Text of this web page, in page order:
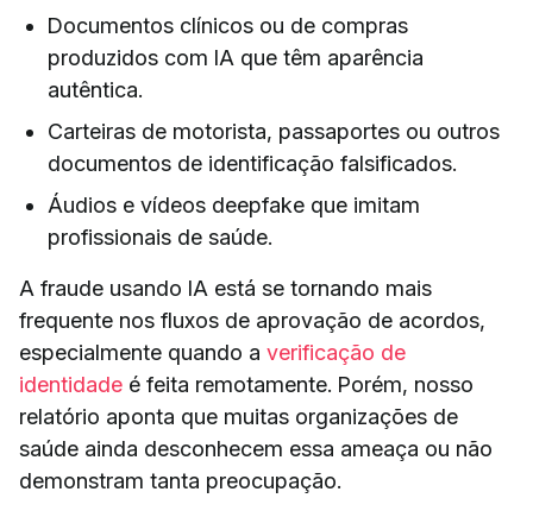
Documentos clínicos ou de compras
produzidos com IA que têm aparência
autêntica.
Carteiras de motorista, passaportes ou outros
documentos de identificação falsificados.
Áudios e vídeos deepfake que imitam
profissionais de saúde.
A fraude usando IA está se tornando mais
frequente nos fluxos de aprovação de acordos,
especialmente quando a verificação de
identidade é feita remotamente. Porém, nosso
relatório aponta que muitas organizações de
saúde ainda desconhecem essa ameaça ou não
demonstram tanta preocupação.